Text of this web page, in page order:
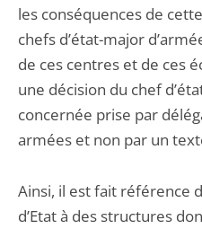
les conséquences de
chefs d’état-major
de ces centres et de ces
une décision du chef
concernée prise par
armées et non par un
Ainsi, il est fait référence
d’Etat à des structures